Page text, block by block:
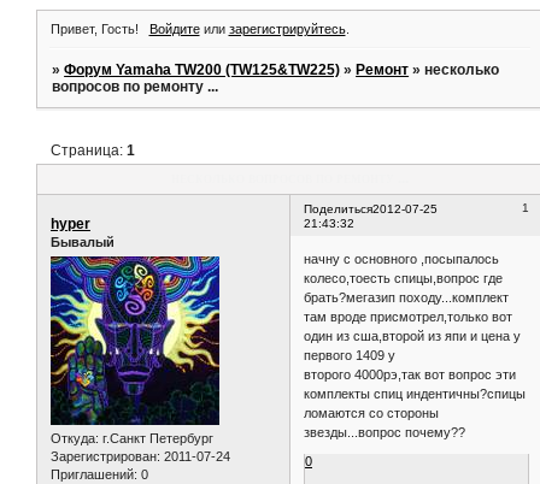
Привет, Гость! Войдитеили зарегистрируйтесь.
»Форум Yamaha TW200 (TW125&TW225) »Ремонт »несколько
вопросов по ремонту ...
Страница:1
Поделиться 1
2012-07-25
21:43:32
hyper
Бывалый
Откуда: г.Санкт Петербург
Зарегистрирован: 2011-07-24
Приглашений: 0
начну с основного ,посыпалось
колесо,тоесть спицы,вопрос где
брать?мегазип походу...комплект
там вроде присмотрел,только вот
один из сша,второй из япи и цена у
первого 1409 у
второго 4000рэ,так вот вопрос эти
комплекты спиц индентичны?спицы
ломаются со стороны
звезды...вопрос почему??
0